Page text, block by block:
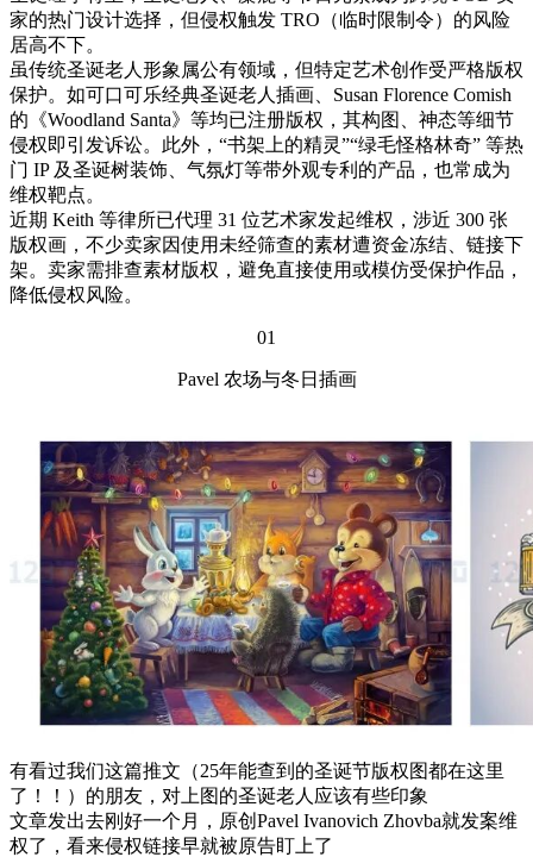
家的热门设计选择，但侵权触发 TRO（临时限制令）的风险
居高不下。
虽传统圣诞老人形象属公有领域，但特定艺术创作受严格版权
保护。如可口可乐经典圣诞老人插画、Susan Florence Comish
的《Woodland Santa》等均已注册版权，其构图、神态等细节
侵权即引发诉讼。此外，“书架上的精灵”“绿毛怪格林奇” 等热
门 IP 及圣诞树装饰、气氛灯等带外观专利的产品，也常成为
维权靶点。
近期 Keith 等律所已代理 31 位艺术家发起维权，涉近 300 张
版权画，不少卖家因使用未经筛查的素材遭资金冻结、链接下
架。卖家需排查素材版权，避免直接使用或模仿受保护作品，
降低侵权风险。
01
Pavel 农场与冬日插画
有看过我们这篇推文（25年能查到的圣诞节版权图都在这里
了！！）的朋友，对上图的圣诞老人应该有些印象
文章发出去刚好一个月，原创Pavel Ivanovich Zhovba就发案维
权了，看来侵权链接早就被原告盯上了